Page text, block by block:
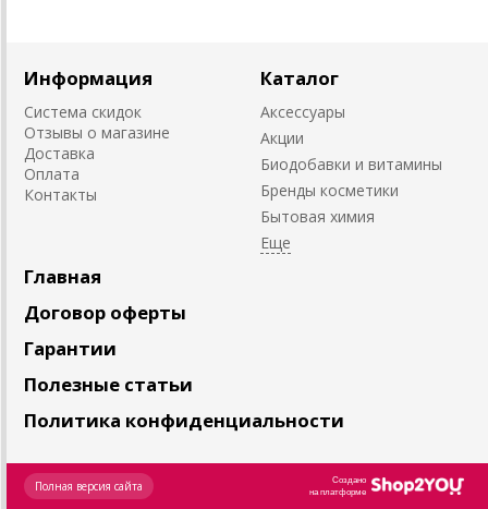
Информация
Система скидок
Отзывы о магазине
Доставка
Оплата
Контакты
Каталог
Аксессуары
Акции
Биодобавки и витамины
Бренды косметики
Бытовая химия
Главная
Договор оферты
Гарантии
Полезные статьи
Политика конфиденциальности
Создано
на платформе
Полная версия сайта